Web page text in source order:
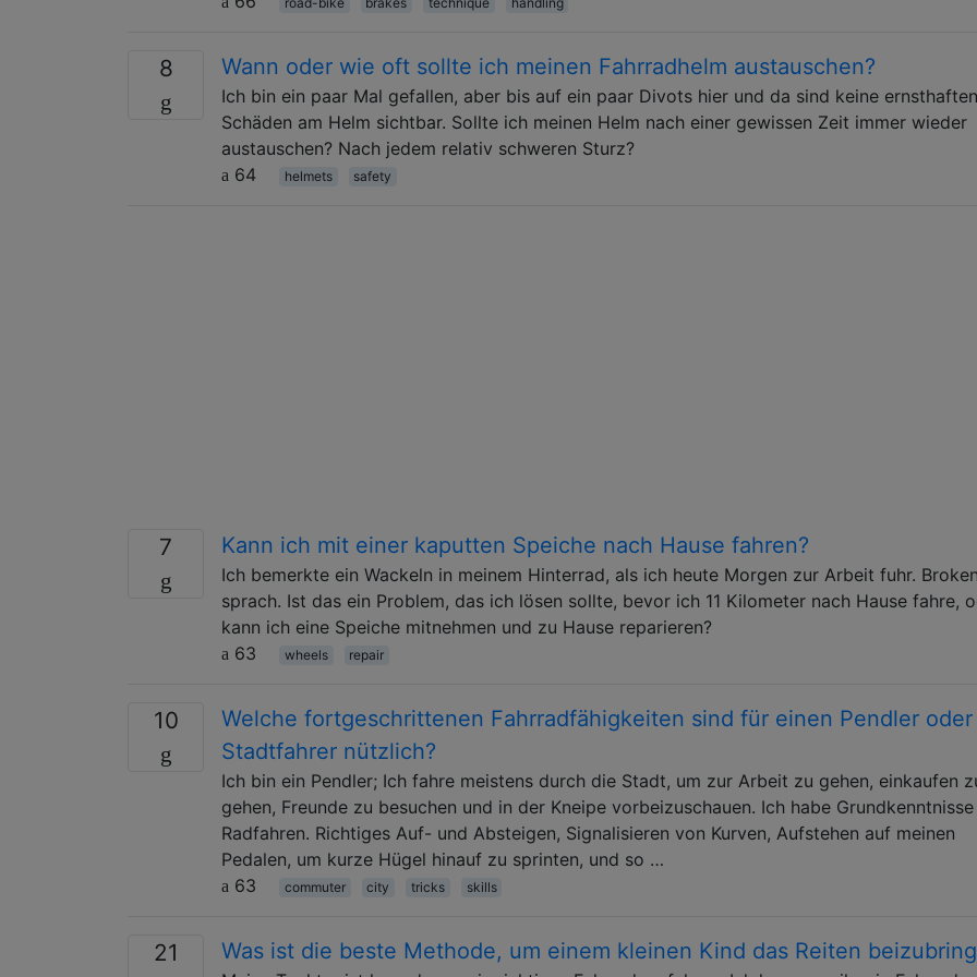
8 Wann oder wie oft sollte ich meinen Fahrradhelm austauschen?
Ich bin ein paar Mal gefallen, aber bis auf ein paar Divots hier und da sind keine ernsthaften
Schäden am Helm sichtbar. Sollte ich meinen Helm nach einer gewissen Zeit immer wieder
austauschen? Nach jedem relativ schweren Sturz?
64
helmets safety
7 Kann ich mit einer kaputten Speiche nach Hause fahren?
Ich bemerkte ein Wackeln in meinem Hinterrad, als ich heute Morgen zur Arbeit fuhr.
sprach. Ist das ein Problem, das ich lösen sollte, bevor ich 11 Kilometer nach Hause fahre,
kann ich eine Speiche mitnehmen und zu Hause reparieren?
63
wheels repair
10
Welche fortgeschrittenen Fahrradfähigkeiten sind für einen Pendler oder
Stadtfahrer nützlich?
Ich bin ein Pendler; Ich fahre meistens durch die Stadt, um zur Arbeit zu gehen, einkaufen
gehen, Freunde zu besuchen und in der Kneipe vorbeizuschauen. Ich habe
Radfahren. Richtiges Auf- und Absteigen, Signalisieren von Kurven, Aufstehen auf meinen
Pedalen, um kurze Hügel hinauf zu sprinten, und so …
63
commuter city tricks skills
21 Was ist die beste Methode, um einem kleinen Kind das Reiten